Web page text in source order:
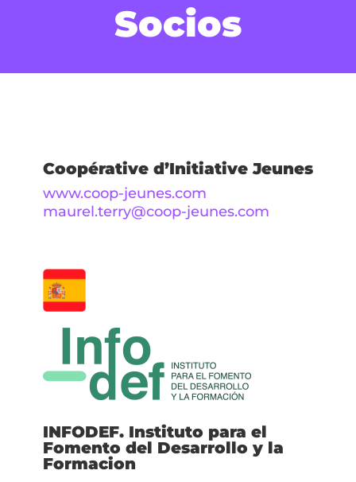
Socios
Coopérative d’Initiative Jeunes
www.coop-jeunes.com
maurel.terry@coop-jeunes.com
INFODEF. Instituto para el
Fomento del Desarrollo y la
Formacion